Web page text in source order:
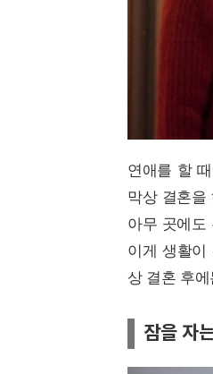
연애를 할
막상 결혼을
아무 곳에도
이게 생활이
상 결혼 후
잠을 자